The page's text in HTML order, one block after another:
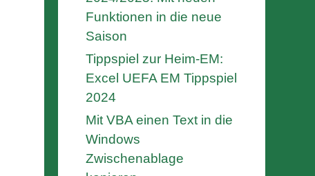
Funktionen in die neue
Saison
Tippspiel zur Heim-EM:
Excel UEFA EM Tippspiel
2024
Mit VBA einen Text in die
Windows
Zwischenablage